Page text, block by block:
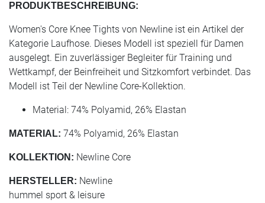
PRODUKTBESCHREIBUNG:
Women's Core Knee Tights von Newline ist ein Artikel der
Kategorie Laufhose. Dieses Modell ist speziell für Damen
ausgelegt. Ein zuverlässiger Begleiter für Training und
Wettkampf, der Beinfreiheit und Sitzkomfort verbindet. Das
Modell ist Teil der Newline Core-Kollektion.
Material: 74% Polyamid, 26% Elastan
MATERIAL: 74% Polyamid, 26% Elastan
KOLLEKTION: Newline Core
HERSTELLER: Newline
hummel sport & leisure